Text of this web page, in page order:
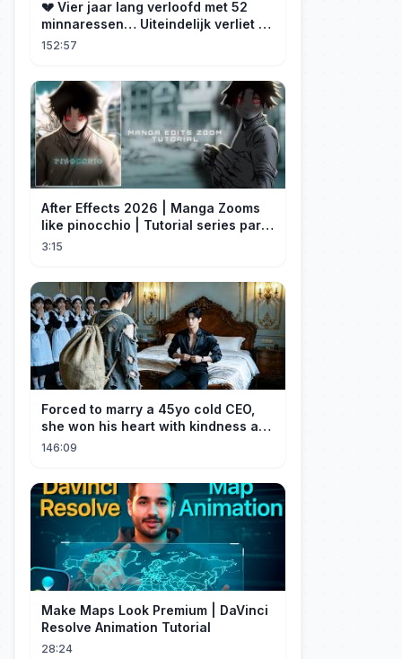
💔 Vier jaar lang verloofd met 52
minnaressen… Uiteindelijk verliet ze
hem en trouwde ze met zijn oom, de
152:57
After Effects 2026 | Manga Zooms
like pinocchio | Tutorial series part
4
3:15
Forced to marry a 45yo cold CEO,
she won his heart with kindness and
was spoiled daily!
146:09
Make Maps Look Premium | DaVinci
Resolve Animation Tutorial
28:24